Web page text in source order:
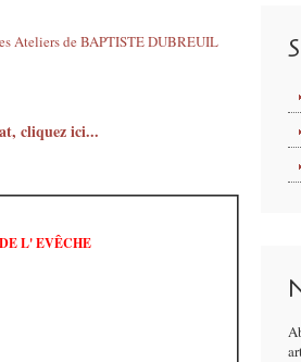
cliquez ici...
L' EVÊCHE